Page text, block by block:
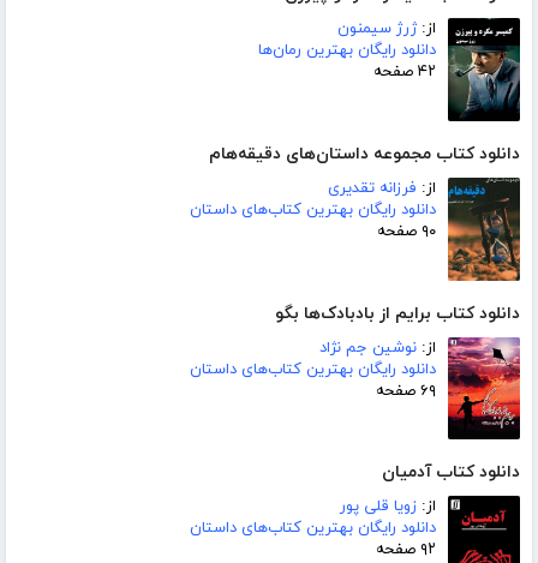
از:ژرژ سیمنون
دانلود رایگان بهترین رمان‌ها
۴۲ صفحه
دانلود کتاب مجموعه داستان‌های دقیقه‌هام
از: فرزانه تقدیری
دانلود رایگان بهترین کتاب‌های داستان
۹۰ صفحه
دانلود کتاب برایم از بادبادک‌ها بگو
از: نوشین جم نژاد
دانلود رایگان بهترین کتاب‌های داستان
۶۹ صفحه
دانلود کتاب آدمیان
از: زویا قلی پور
دانلود رایگان بهترین کتاب‌های داستان
۹۲ صفحه